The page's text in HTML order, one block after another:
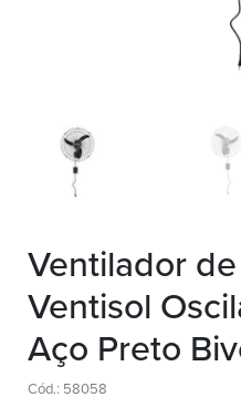
Ventilador
Ventisol
Aço Preto
Cód.: 58058